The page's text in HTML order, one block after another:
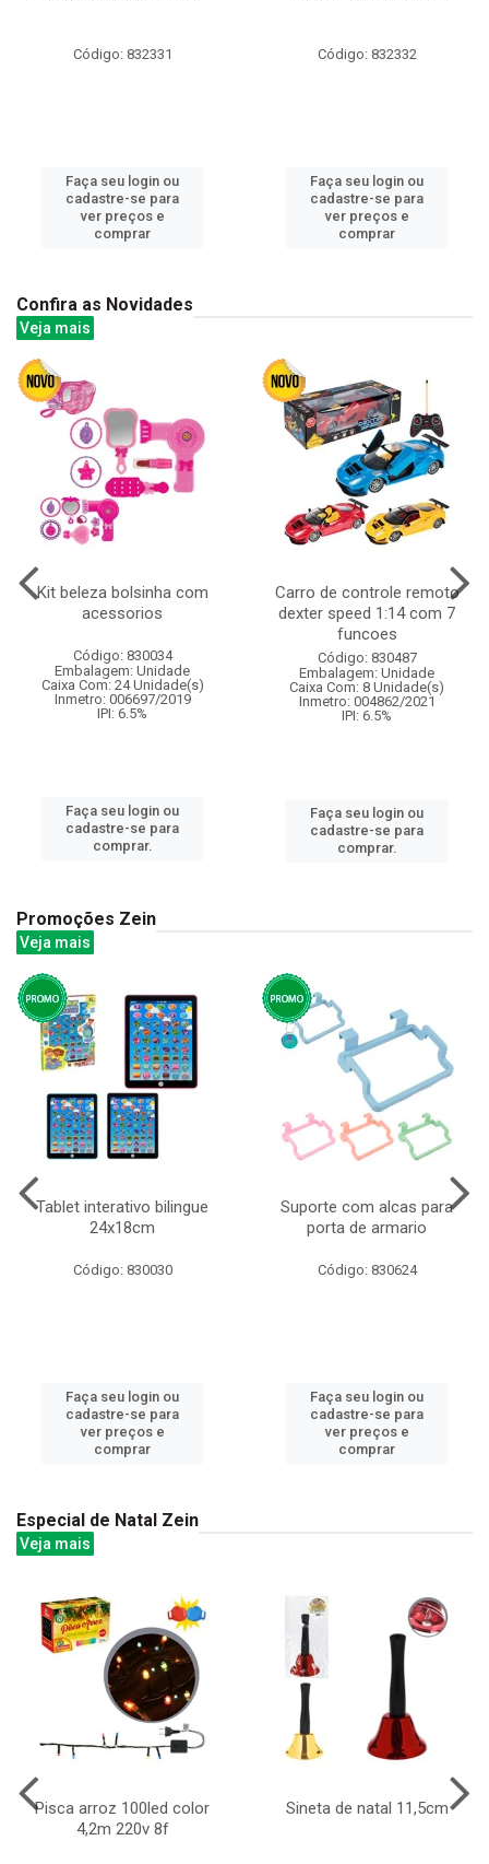
Código: 832331
Faça seu login ou
cadastre-se para
ver preços e
comprar
Código: 832332
Faça seu login ou
cadastre-se para
ver preços e
comprar
Confira as Novidades
Veja mais
Kit beleza bolsinha com
acessorios
Código: 830034
Embalagem: Unidade
Caixa Com: 24 Unidade(s)
Inmetro: 006697/2019
IPI: 6.5%
Faça seu login ou
cadastre-se para
comprar.
Carro de controle remoto
dexter speed 1:14 com 7
funcoes
Código: 830487
Embalagem: Unidade
Caixa Com: 8 Unidade(s)
Inmetro: 004862/2021
IPI: 6.5%
Faça seu login ou
cadastre-se para
comprar.
Promoções Zein
Veja mais
Tablet interativo bilingue
24x18cm
Código: 830030
Faça seu login ou
cadastre-se para
ver preços e
comprar
Suporte com alcas para
porta de armario
Código: 830624
Faça seu login ou
cadastre-se para
ver preços e
comprar
Especial de Natal Zein
Veja mais
Pisca arroz 100led color
4,2m 220v 8f
Sineta de natal 11,5cm